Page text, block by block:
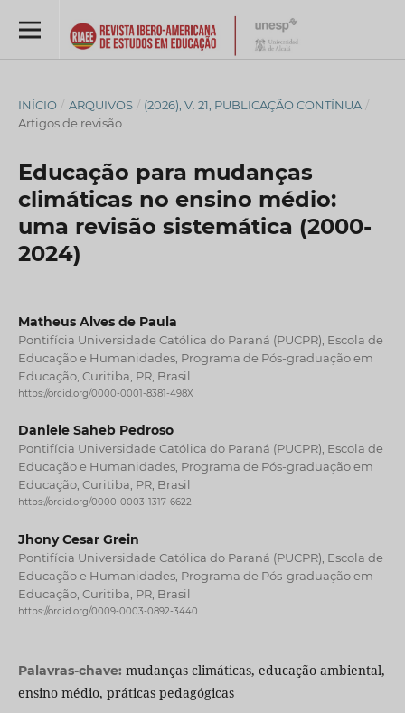
INÍCIO / ARQUIVOS / (2026), V. 21, PUBLICAÇÃO CONTÍNUA /
Artigos de revisão
Educação para mudanças
climáticas no ensino médio:
uma revisão sistemática (2000-
2024)
Matheus Alves de Paula
Pontifícia Universidade Católica do Paraná (PUCPR), Escola de
Educação e Humanidades, Programa de Pós-graduação em
Educação, Curitiba, PR, Brasil
https://orcid.org/0000-0001-8381-498X
Daniele Saheb Pedroso
Pontifícia Universidade Católica do Paraná (PUCPR), Escola de
Educação e Humanidades, Programa de Pós-graduação em
Educação, Curitiba, PR, Brasil
https://orcid.org/0000-0003-1317-6622
Jhony Cesar Grein
Pontifícia Universidade Católica do Paraná (PUCPR), Escola de
Educação e Humanidades, Programa de Pós-graduação em
Educação, Curitiba, PR, Brasil
https://orcid.org/0009-0003-0892-3440
Palavras-chave: mudanças climáticas, educação ambiental,
ensino médio, práticas pedagógicas